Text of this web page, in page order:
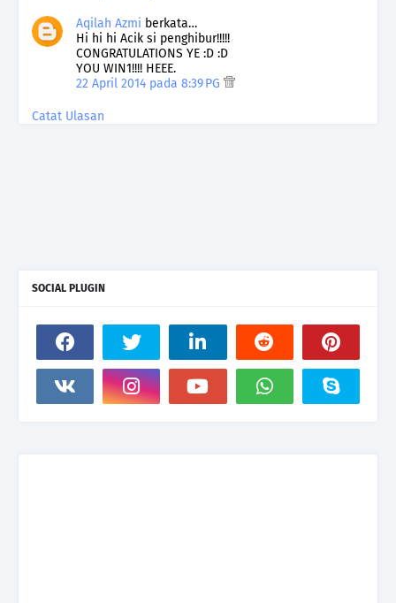
Aqilah Azmi berkata…
Hi hi hi Acik si penghibur!!!!!
CONGRATULATIONS YE :D :D
YOU WIN1!!!! HEEE.
22 April 2014 pada 8:39 PG
Catat Ulasan
SOCIAL PLUGIN